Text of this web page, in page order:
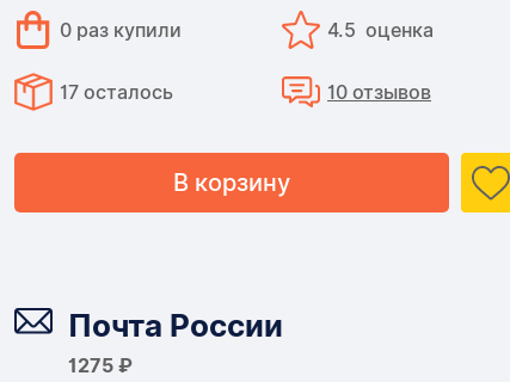
0 раз купили 4.5 оценка
17 осталось 10 отзывов
В корзину
Почта России
1275 ₽